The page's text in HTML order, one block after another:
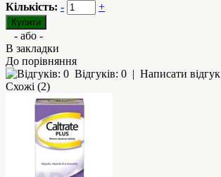
Кількість: - +
- або -
В закладки
До порівняння
Відгуків: 0 | Написати відгук
Схожі (2)